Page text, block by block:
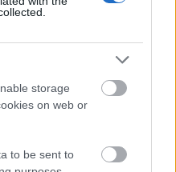
storage
on web or
to be sent to